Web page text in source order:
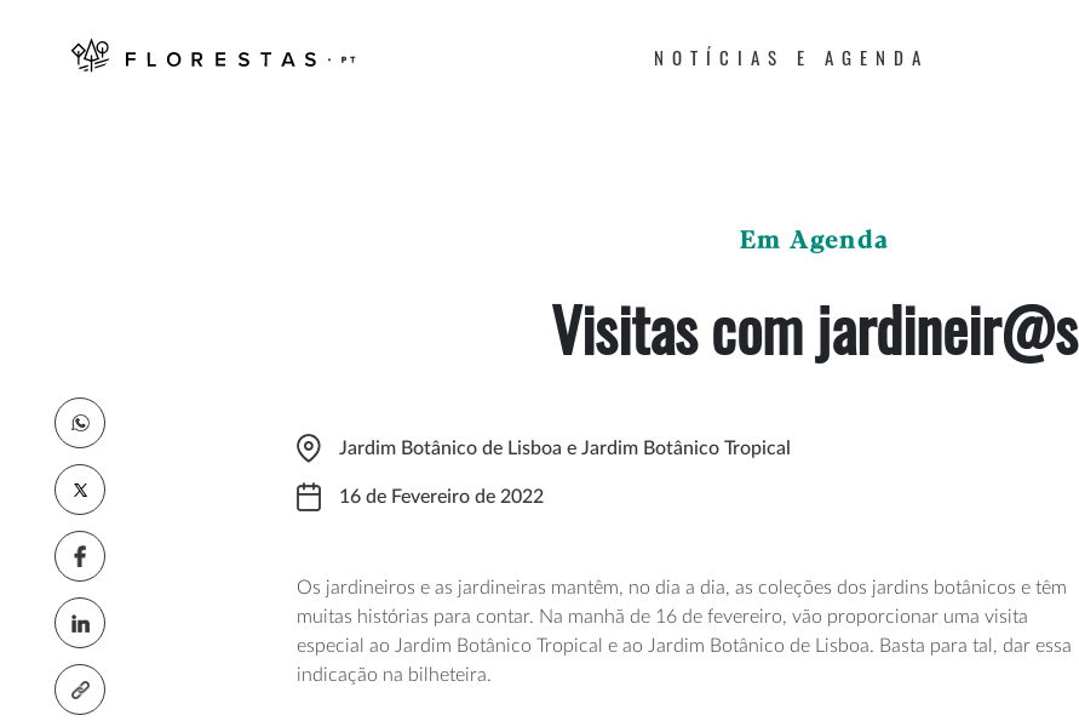
NOTÍCIAS E AGENDA
Em Agenda
Visitas com jardineir@s
Jardim Botânico de Lisboa e Jardim Botânico Tropical
16 de Fevereiro de 2022
Os jardineiros e as jardineiras mantêm, no dia a dia, as coleções dos jardins botânicos e têm
muitas histórias para contar. Na manhã de 16 de fevereiro, vão proporcionar uma visita
especial ao Jardim Botânico Tropical e ao Jardim Botânico de Lisboa. Basta para tal, dar essa
indicação na bilheteira.